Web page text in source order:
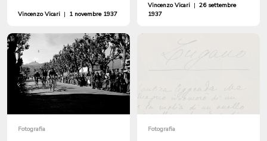
Vincenzo Vicari | 1 novembre 1937
Vincenzo Vicari | 26 settembre
1937
Fotografia Fotografia